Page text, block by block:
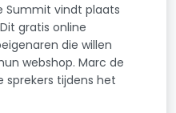
Summit vindt plaats
gratis online
die willen
webshop. Marc de
sprekers tijdens het